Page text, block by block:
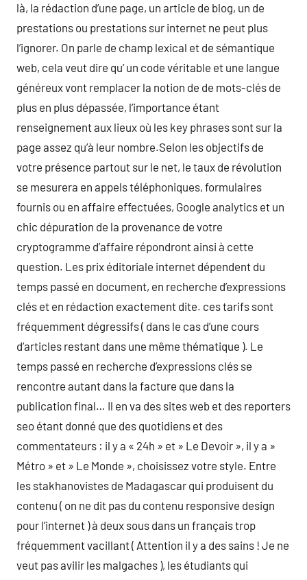
là, la rédaction d’une page, un article de blog, un de
prestations ou prestations sur internet ne peut plus
l’ignorer. On parle de champ lexical et de sémantique
web, cela veut dire qu’ un code véritable et une langue
généreux vont remplacer la notion de de mots-clés de
plus en plus dépassée, l’importance étant
renseignement aux lieux où les key phrases sont sur la
page assez qu’à leur nombre.Selon les objectifs de
votre présence partout sur le net, le taux de révolution
se mesurera en appels téléphoniques, formulaires
fournis ou en affaire effectuées, Google analytics et un
chic dépuration de la provenance de votre
cryptogramme d’affaire répondront ainsi à cette
question. Les prix éditoriale internet dépendent du
temps passé en document, en recherche d’expressions
clés et en rédaction exactement dite. ces tarifs sont
fréquemment dégressifs ( dans le cas d’une cours
d’articles restant dans une même thématique ). Le
temps passé en recherche d’expressions clés se
rencontre autant dans la facture que dans la
publication final… Il en va des sites web et des reporters
seo étant donné que des quotidiens et des
commentateurs : il y a « 24h » et » Le Devoir », il y a »
Métro » et » Le Monde », choisissez votre style. Entre
les stakhanovistes de Madagascar qui produisent du
contenu ( on ne dit pas du contenu responsive design
pour l’internet ) à deux sous dans un français trop
fréquemment vacillant ( Attention il y a des sains ! Je ne
veut pas avilir les malgaches ), les étudiants qui